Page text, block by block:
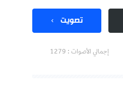
تصويت
إجمالي الأصوات : 1279